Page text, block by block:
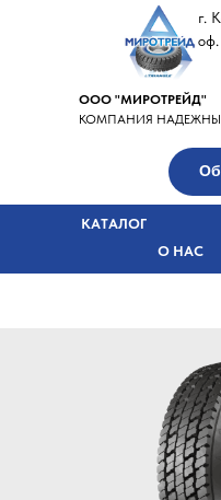
г.
КАТАЛОГ
О НАС
ООО "МИРОТРЕЙД"
КОМПАНИЯ